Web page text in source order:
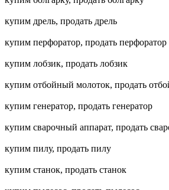
купим дрель, продать дрель
купим перфоратор, продать перфоратор
купим лобзик, продать лобзик
купим отбойный молоток, продать
купим генератор, продать генератор
купим сварочный аппарат, продать
купим пилу, продать пилу
купим станок, продать станок